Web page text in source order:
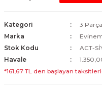
Kategori
3
Marka
Stok Kodu
ACT-
Havale
*161,67 TL den başlayan